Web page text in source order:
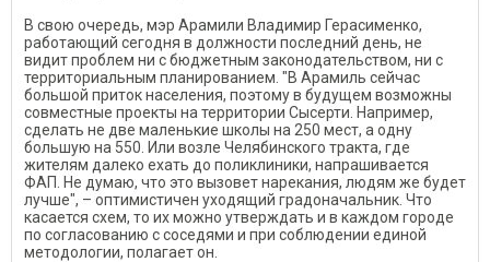
В свою очередь, мэр Арамили Владимир Герасименко,
работающий сегодня в должности последний день, не
видит проблем ни с бюджетным законодательством, ни с
территориальным планированием. "В Арамиль сейчас
большой приток населения, поэтому в будущем возможны
совместные проекты на территории Сысерти. Например,
сделать не две маленькие школы на 250 мест, а одну
большую на 550. Или возле Челябинского тракта, где
жителям далеко ехать до поликлиники, напрашивается
ФАП. Не думаю, что это вызовет нарекания, людям же будет
лучше", – оптимистичен уходящий градоначальник. Что
касается схем, то их можно утверждать и в каждом городе
по согласованию с соседями и при соблюдении единой
методологии, полагает он.